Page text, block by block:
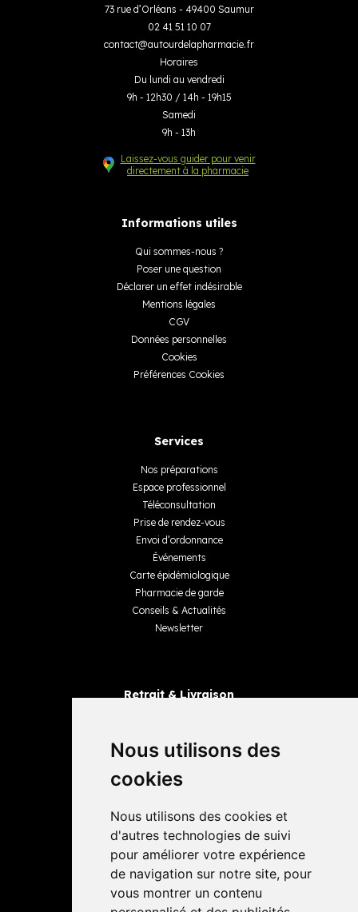
Nous utilisons des
cookies
Nous utilisons des cookies et
d'autres technologies de suivi
pour améliorer votre expérience
de navigation sur notre site, pour
vous montrer un contenu
73 rue d’Orléans - 49400 Saumur
02 41 51 10 07
contact@autourdelapharmacie.fr
Horaires
Du lundi au vendredi
9h - 12h30 / 14h - 19h15
Samedi
9h - 13h
Laissez-vous guider pour venir
directement à la pharmacie
Informations utiles
Qui sommes-nous ?
Poser une question
Déclarer un effet indésirable
Mentions légales
CGV
Données personnelles
Cookies
Préférences Cookies
Services
Nos préparations
Espace professionnel
Téléconsultation
Prise de rendez-vous
Envoi d’ordonnance
Événements
Carte épidémiologique
Pharmacie de garde
Conseils & Actualités
Newsletter
Retrait & Livraison
Livraisons
4,4 / 5 65 avis